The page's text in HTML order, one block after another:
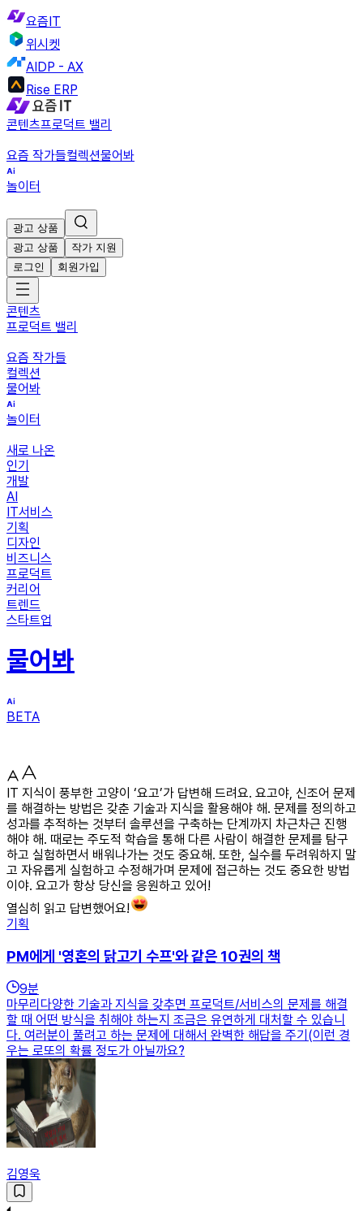
요즘IT
위시켓
AIDP - AX
Rise ERP
콘텐츠프로덕트 밸리
요즘 작가들컬렉션물어봐
놀이터
광고 상품
광고 상품
작가 지원
로그인
회원가입
콘텐츠
프로덕트 밸리
요즘 작가들
컬렉션
물어봐
놀이터
새로 나온
인기
개발
AI
IT서비스
기획
디자인
비즈니스
프로덕트
커리어
트렌드
스타트업
물어봐
BETA
IT 지식이 풍부한 고양이 ‘요고’가 답변해 드려요. 요고야, 신조어 문제
를 해결하는 방법은 갖춘 기술과 지식을 활용해야 해. 문제를 정의하고
성과를 추적하는 것부터 솔루션을 구축하는 단계까지 차근차근 진행
해야 해. 때로는 주도적 학습을 통해 다른 사람이 해결한 문제를 탐구
하고 실험하면서 배워나가는 것도 중요해. 또한, 실수를 두려워하지 말
고 자유롭게 실험하고 수정해가며 문제에 접근하는 것도 중요한 방법
이야. 요고가 항상 당신을 응원하고 있어!
열심히 읽고 답변했어요!
기획
PM에게 '영혼의 닭고기 수프'와 같은 10권의 책
9분
마무리다양한 기술과 지식을 갖추면 프로덕트/서비스의 문제를 해결
할 때 어떤 방식을 취해야 하는지 조금은 유연하게 대처할 수 있습니
다. 여러분이 풀려고 하는 문제에 대해서 완벽한 해답을 주기(이런 경
우는 로또의 확률 정도가 아닐까요?
김영욱